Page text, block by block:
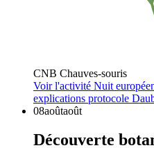
CNB Chauves-souris
Voir l'activité Nuit
explications protocole
08aoûtaoût
Découverte